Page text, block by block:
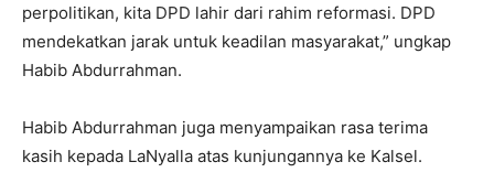
perpolitikan, kita DPD lahir dari rahim reformasi. DPD
mendekatkan jarak untuk keadilan masyarakat,” ungkap
Habib Abdurrahman.
Habib Abdurrahman juga menyampaikan rasa terima
kasih kepada LaNyalla atas kunjungannya ke Kalsel.